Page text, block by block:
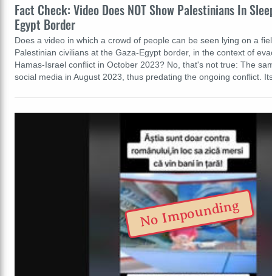
Fact Check: Video Does NOT Show Palestinians In
Egypt Border
Does a video in which a crowd of people can be seen lying on a
Palestinian civilians at the Gaza-Egypt border, in the context of
Hamas-Israel conflict in October 2023? No, that's not true: The
social media in August 2023, thus predating the ongoing conflict.
No Impounding